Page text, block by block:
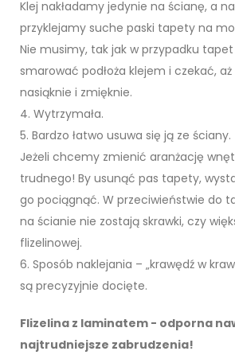
Klej nakładamy jedynie na ścianę, a
przyklejamy suche paski tapety na
Nie musimy, tak jak w przypadku
smarować podłoża klejem i czekać,
nasiąknie i zmięknie.
4. Wytrzymała.
5. Bardzo łatwo usuwa się ją ze ściany.
Jeżeli chcemy zmienić aranżację
trudnego! By usunąć pas tapety,
go pociągnąć. W przeciwieństwie do
na ścianie nie zostają skrawki, czy
flizelinowej.
6. Sposób naklejania – „krawędź w
są precyzyjnie docięte.
Flizelina z laminatem - odporna
najtrudniejsze zabrudzenia!